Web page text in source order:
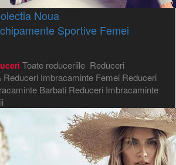
Noua
Sportive Femei
Toate reduceriile Reduceri
Reduceri Imbracaminte Femei Reduceri
Barbati Reduceri Imbracaminte